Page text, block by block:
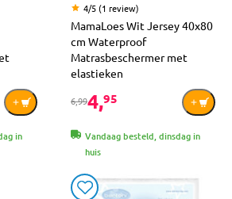
in
4/5 (1 review)
MamaLoes Wit Jersey 40x80
cm Waterproof
Matrasbeschermer met
elastieken
6,994,95
Vandaag besteld, dinsdag in
huis